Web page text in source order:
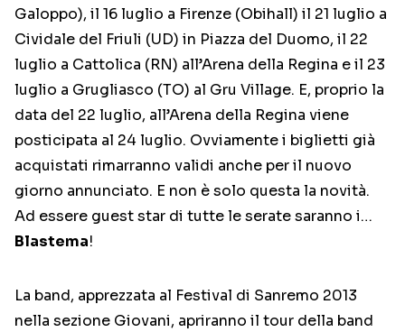
Galoppo), il 16 luglio a Firenze (Obihall) il 21 luglio a
Cividale del Friuli (UD) in Piazza del Duomo, il 22
luglio a Cattolica (RN) all’Arena della Regina e il 23
luglio a Grugliasco (TO) al Gru Village. E, proprio la
data del 22 luglio, all’Arena della Regina viene
posticipata al 24 luglio. Ovviamente i biglietti già
acquistati rimarranno validi anche per il nuovo
giorno annunciato. E non è solo questa la novità.
Ad essere guest star di tutte le serate saranno i…
Blastema!
La band, apprezzata al Festival di Sanremo 2013
nella sezione Giovani, apriranno il tour della band